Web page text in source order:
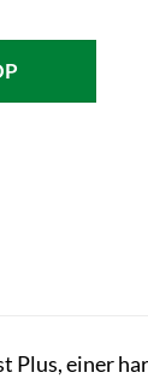
Plus, einer